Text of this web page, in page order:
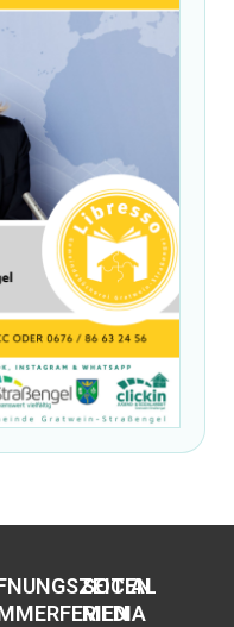
SOCIAL
MEDIA